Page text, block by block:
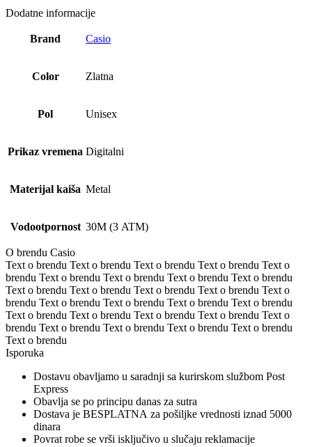
Dodatne informacije
Brand Casio
Color Zlatna
Pol Unisex
Prikaz vremena Digitalni
Materijal kaiša Metal
Vodootpornost 30M (3 ATM)
O brendu Casio
Text o brendu Text o brendu Text o brendu Text o brendu Text o
brendu Text o brendu Text o brendu Text o brendu Text o brendu
Text o brendu Text o brendu Text o brendu Text o brendu Text o
brendu Text o brendu Text o brendu Text o brendu Text o brendu
Text o brendu Text o brendu Text o brendu Text o brendu Text o
brendu Text o brendu Text o brendu Text o brendu Text o brendu
Text o brendu
Isporuka
Dostavu obavljamo u saradnji sa kurirskom službom Post
Express
Obavlja se po principu danas za sutra
Dostava je BESPLATNA za pošiljke vrednosti iznad 5000
dinara
Povrat robe se vrši isključivo u slučaju reklamacije